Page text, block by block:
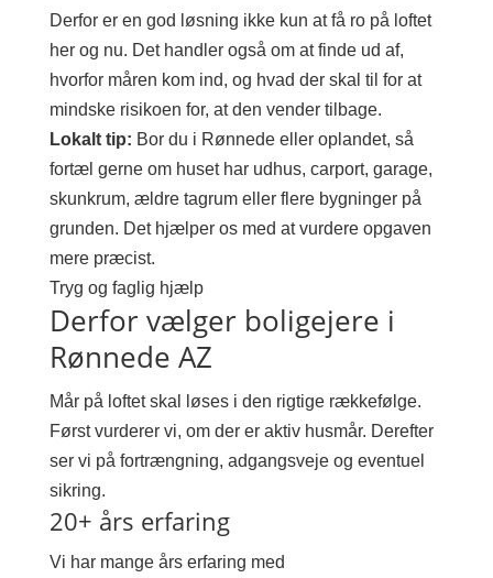
Derfor er en god løsning ikke kun at få ro på loftet
her og nu. Det handler også om at finde ud af,
hvorfor måren kom ind, og hvad der skal til for at
mindske risikoen for, at den vender tilbage.
Lokalt tip: Bor du i Rønnede eller oplandet, så
fortæl gerne om huset har udhus, carport, garage,
skunkrum, ældre tagrum eller flere bygninger på
grunden. Det hjælper os med at vurdere opgaven
mere præcist.
Tryg og faglig hjælp
Derfor vælger boligejere i
Rønnede AZ
Mår på loftet skal løses i den rigtige rækkefølge.
Først vurderer vi, om der er aktiv husmår. Derefter
ser vi på fortrængning, adgangsveje og eventuel
sikring.
20+ års erfaring
Vi har mange års erfaring med